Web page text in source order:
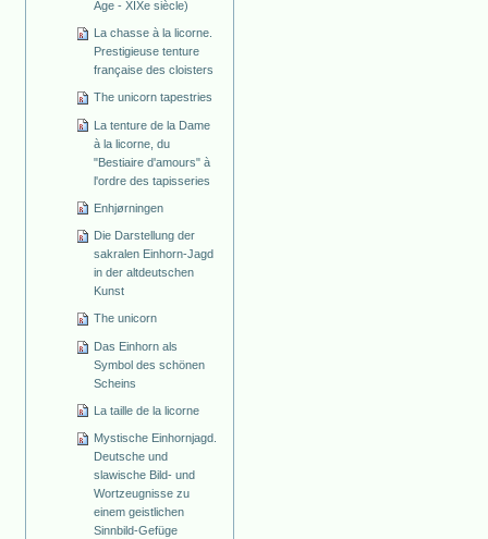
Age - XIXe siècle)
La chasse à la licorne.
Prestigieuse tenture
française des cloisters
The unicorn tapestries
La tenture de la Dame
à la licorne, du
"Bestiaire d'amours" à
l'ordre des tapisseries
Enhjørningen
Die Darstellung der
sakralen Einhorn-Jagd
in der altdeutschen
Kunst
The unicorn
Das Einhorn als
Symbol des schönen
Scheins
La taille de la licorne
Mystische Einhornjagd.
Deutsche und
slawische Bild- und
Wortzeugnisse zu
einem geistlichen
Sinnbild-Gefüge